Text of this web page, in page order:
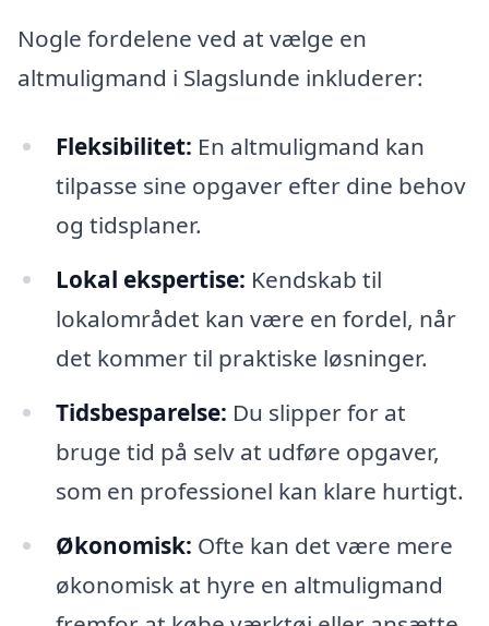
Nogle fordelene ved at vælge en
altmuligmand i Slagslunde inkluderer:
Fleksibilitet: En altmuligmand kan
tilpasse sine opgaver efter dine behov
og tidsplaner.
Lokal ekspertise: Kendskab til
lokalområdet kan være en fordel, når
det kommer til praktiske løsninger.
Tidsbesparelse: Du slipper for at
bruge tid på selv at udføre opgaver,
som en professionel kan klare hurtigt.
Økonomisk: Ofte kan det være mere
økonomisk at hyre en altmuligmand